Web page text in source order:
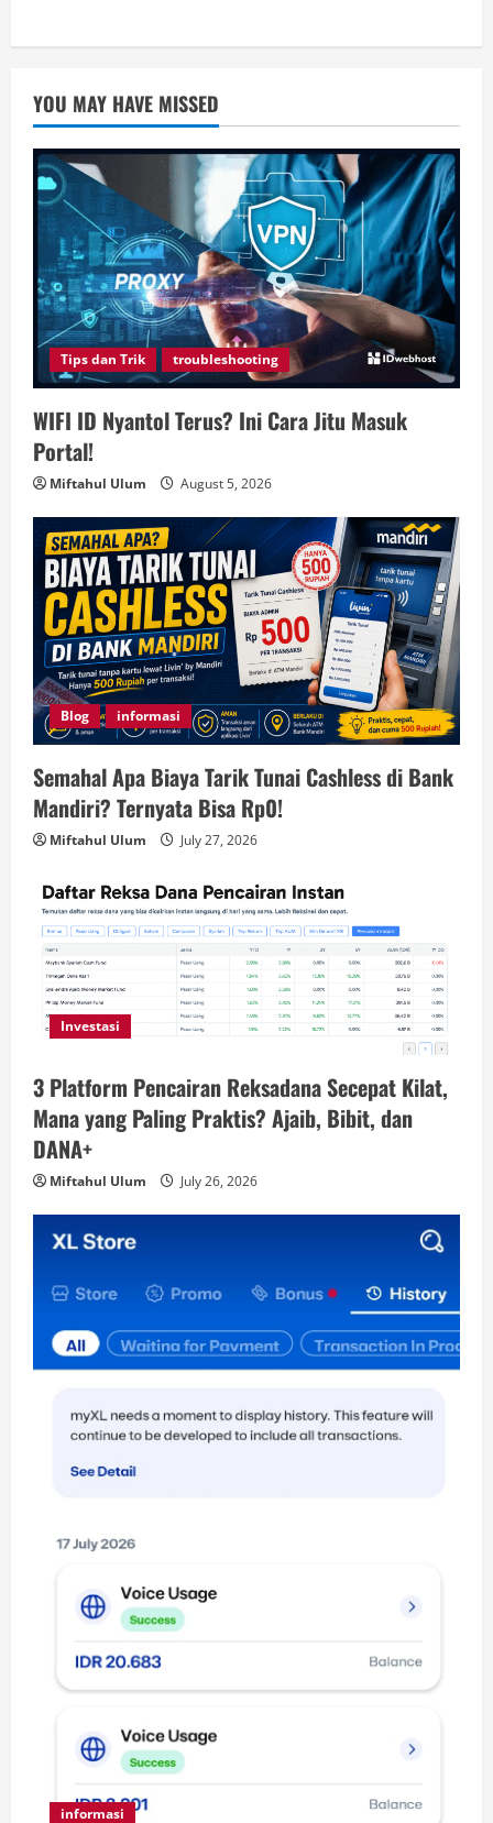
YOU MAY HAVE MISSED
Tips dan Trik troubleshooting
WIFI ID Nyantol Terus? Ini Cara Jitu Masuk
Portal!
Miftahul Ulum August 5, 2026
Blog informasi
Semahal Apa Biaya Tarik Tunai Cashless di Bank
Mandiri? Ternyata Bisa Rp0!
Miftahul Ulum July 27, 2026
Investasi
3 Platform Pencairan Reksadana Secepat Kilat,
Mana yang Paling Praktis? Ajaib, Bibit, dan
DANA+
Miftahul Ulum July 26, 2026
informasi